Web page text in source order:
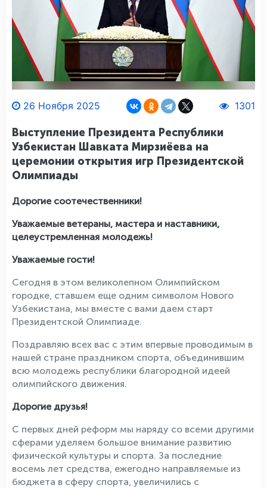
26 Ноября 2025 1301
Выступление Президента Республики
Узбекистан Шавката Мирзиёева на
церемонии открытия игр Президентской
Олимпиады
Дорогие соотечественники!
Уважаемые ветераны, мастера и наставники,
целеустремленная молодежь!
Уважаемые гости!
Сегодня в этом великолепном Олимпийском
городке, ставшем еще одним символом Нового
Узбекистана, мы вместе с вами даем старт
Президентской Олимпиаде.
Поздравляю всех вас с этим впервые проводимым в
нашей стране праздником спорта, объединившим
всю молодежь республики благородной идеей
олимпийского движения.
Дорогие друзья!
С первых дней реформ мы наряду со всеми другими
сферами уделяем большое внимание развитию
физической культуры и спорта. За последние
восемь лет средства, ежегодно направляемые из
бюджета в сферу спорта, увеличились с